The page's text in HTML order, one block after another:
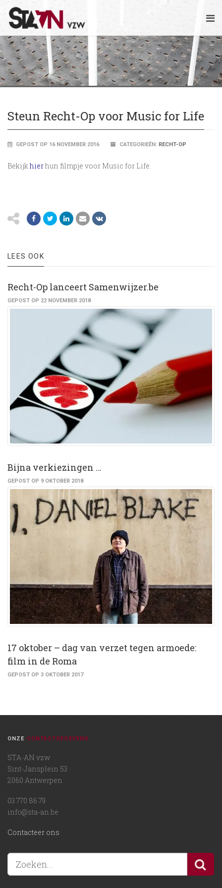
Steun Recht-Op voor Music for Life
GEPOST OP 16 NOVEMBER 2016 CATEGORIEËN: RECHT-OP
Bekijkhierhun filmpje voor Music for Life.
LEES OOK
Recht-Op lanceert Samenwijzer.be
GEPOST OP 22 NOVEMBER 2018
Bijna verkiezingen …
GEPOST OP 9 OKTOBER 2018
17 oktober – dag van verzet tegen armoede:
film in de Roma
GEPOST OP 3 OKTOBER 2017
ONZE CONTACTGEGEVENS
STA-AN vzw
Sint-Jansplein 53
2060 Antwerpen
03 770 86 79
info@sta-an.be
Contacteer ons